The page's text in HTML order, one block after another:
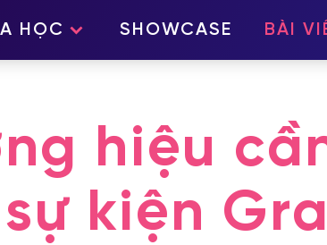
HỌC SHOWCASE BÀI
hiệu
kiện